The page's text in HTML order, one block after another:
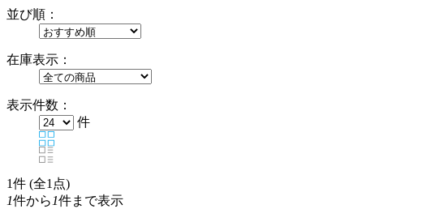
並び順：
在庫表示：
表示件数：
件
1件 (全1点)
1件から 1件まで表示